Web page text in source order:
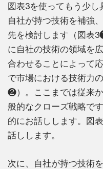
図表3を使ってもう少し
自社が持つ技術を補強
先を検討します（図表
に自社の技術の領域を
合わせることによって
で市場における技術力
❷）。ここまでは従来
般的なクローズ戦略で
的にお話しします。図
話しします。
次に、自社が持つ技術